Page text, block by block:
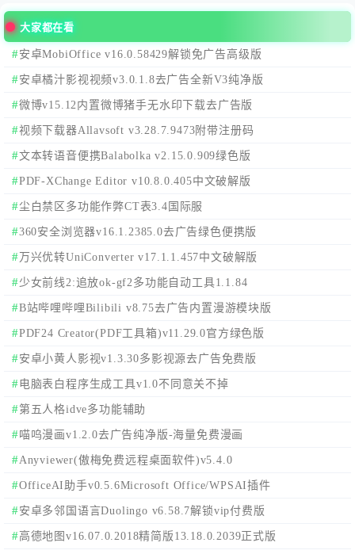
大家都在看
安卓MobiOffice v16.0.58429解锁免广告高级版
安卓橘汁影视视频v3.0.1.8去广告全新V3纯净版
微博v15.12内置微博猪手无水印下载去广告版
视频下载器Allavsoft v3.28.7.9473附带注册码
文本转语音便携Balabolka v2.15.0.909绿色版
PDF-XChange Editor v10.8.0.405中文破解版
尘白禁区多功能作弊CT表3.4国际服
360安全浏览器v16.1.2385.0去广告绿色便携版
万兴优转UniConverter v17.1.1.457中文破解版
少女前线2:追放ok-gf2多功能自动工具1.1.84
B站哔哩哔哩Bilibili v8.75去广告内置漫游模块版
PDF24 Creator(PDF工具箱)v11.29.0官方绿色版
安卓小黄人影视v1.3.30多影视源去广告免费版
电脑表白程序生成工具v1.0不同意关不掉
第五人格idve多功能辅助
喵呜漫画v1.2.0去广告纯净版-海量免费漫画
Anyviewer(傲梅免费远程桌面软件)v5.4.0
OfficeAI助手v0.5.6Microsoft Office/WPSAI插件
安卓多邻国语言Duolingo v6.58.7解锁vip付费版
高德地图v16.07.0.2018精简版13.18.0.2039正式版